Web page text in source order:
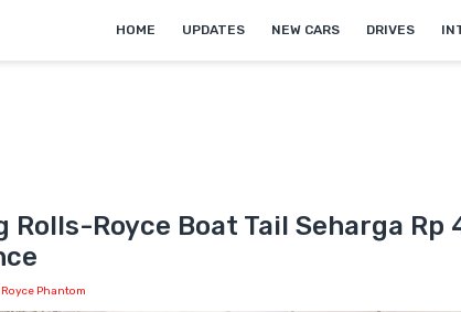
HOME UPDATES NEW CARS DRIVES
Rolls-Royce Boat Tail Seharga
Phantom